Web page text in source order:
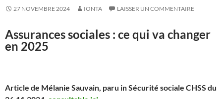
27 NOVEMBRE 2024 IONTA LAISSER UN COMMENTAIRE
Assurances sociales : ce qui va changer
en 2025
Article de Mélanie Sauvain, paru in Sécurité sociale CHSS du